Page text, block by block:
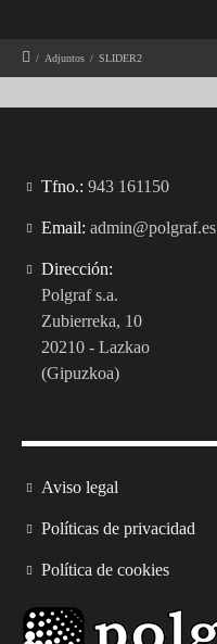
/ Adjuntos / SLIDER2
Tfno.: 943 161150
Email: admin@polgraf.es
Dirección:
Polgraf s.a.
Zubierreka, 10
20210 - Lazkao
(Gipuzkoa)
Aviso legal
Políticas de privacidad
Política de cookies